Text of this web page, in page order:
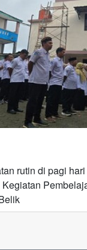
rutin di pagi